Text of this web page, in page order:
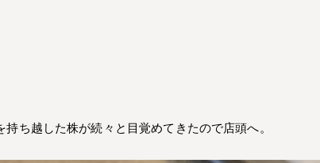
ち越した株が続々と目覚めてきたので店頭へ。